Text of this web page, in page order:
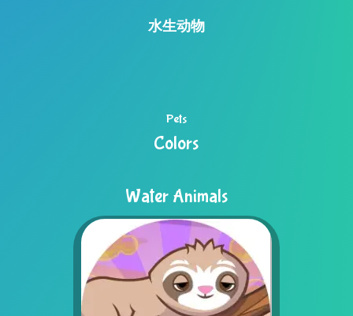
水生动物
Pets
Colors
Water Animals